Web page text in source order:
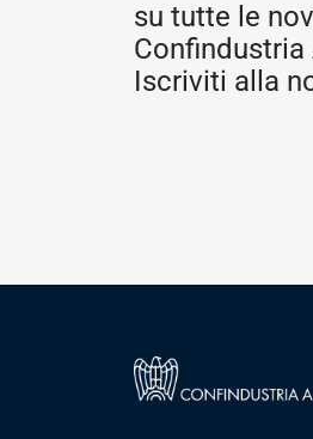
su tutte le
Confindustria
Iscriviti alla